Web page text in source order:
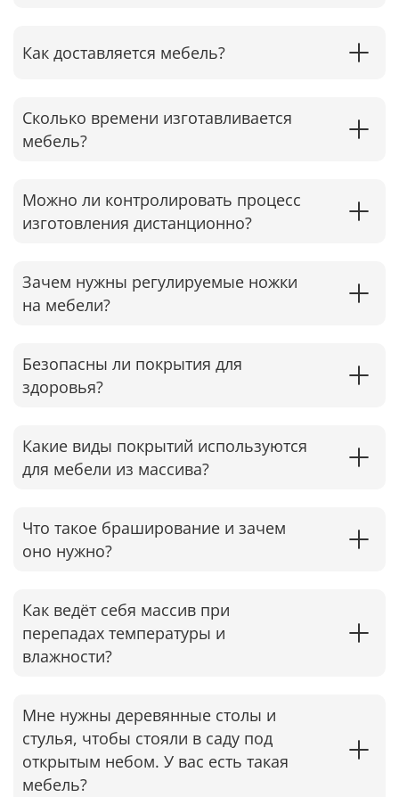
Как доставляется мебель?
Сколько времени изготавливается
мебель?
Можно ли контролировать процесс
изготовления дистанционно?
Зачем нужны регулируемые ножки
на мебели?
Безопасны ли покрытия для
здоровья?
Какие виды покрытий используются
для мебели из массива?
Что такое браширование и зачем
оно нужно?
Как ведёт себя массив при
перепадах температуры и
влажности?
Мне нужны деревянные столы и
стулья, чтобы стояли в саду под
открытым небом. У вас есть такая
мебель?